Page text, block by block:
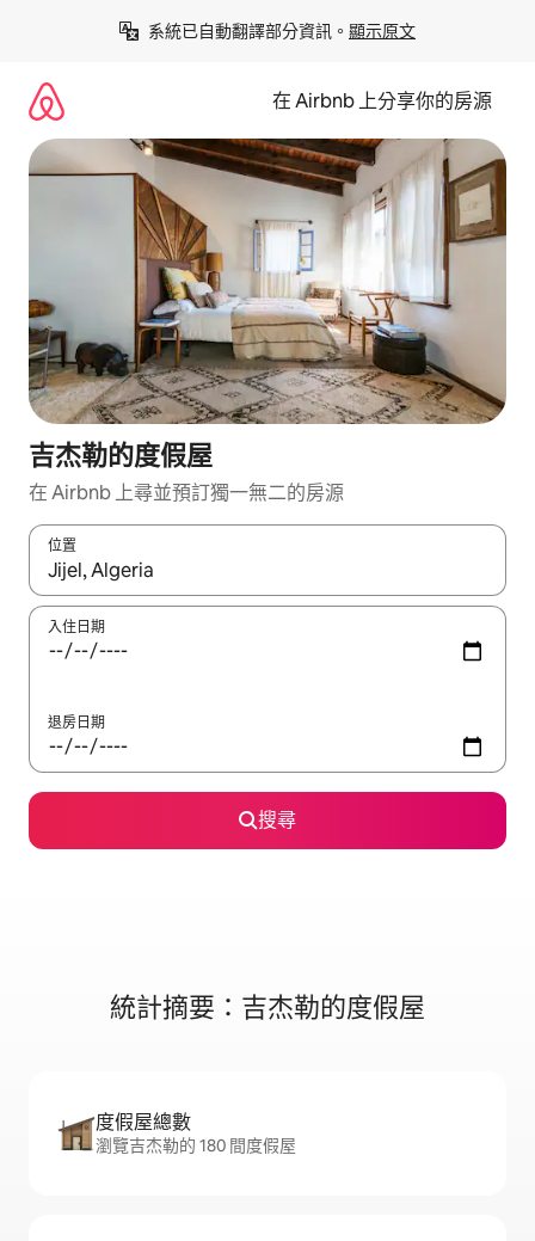
系統已自動翻譯部分資訊。 顯示原文
在 Airbnb 上分享你的房源
吉杰勒的度假屋
在 Airbnb 上尋並預訂獨一無二的房源
位置
如有搜尋結果，瀏覽內容時請使用上下箭頭，或輕點、滑動裝置。
入住日期
退房日期
搜尋
統計摘要：吉杰勒的度假屋
度假屋總數
瀏覽吉杰勒的 180 間度假屋